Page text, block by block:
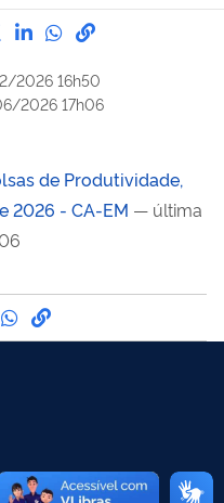
por Facebook
Compartilhe por Twitter
Compartilhe por
Compartilhe
link para
2026 16h50
2026 17h06
de Produtividade,
2026 - CA-EM — última
por Facebook
por Twitter
Compartilhe por
Compartilhe por
link para Copiar